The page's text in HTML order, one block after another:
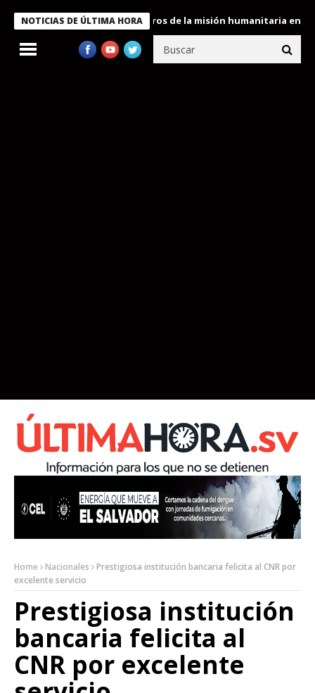
NOTICIAS DE ÚLTIMA HORA
Bukele condecora a miembros de la misión humanitaria enviada
Home Nacionales
Prestigiosa institución bancaria felicita al CNR por
excelente servicio
Prestigiosa institución
bancaria felicita al
CNR por excelente